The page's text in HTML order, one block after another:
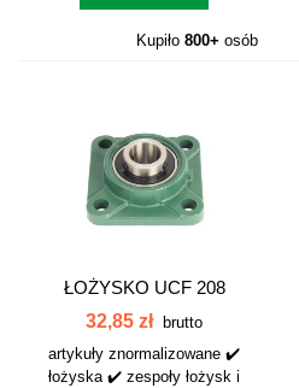
Kupiło 800+ osób
ŁOŻYSKO UCF 208
UCF208
32,85 zł
brutto
artykuły znormalizowane ✔️
łożyska ✔️ zespoły łożysk i